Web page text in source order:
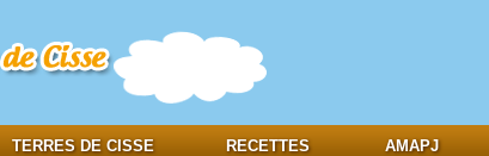
TERRES DE CISSE RECETTES AMAPJ